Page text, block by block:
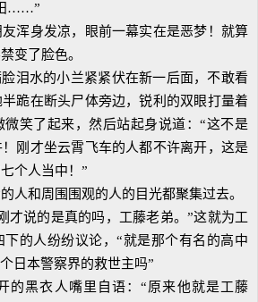
……”
身发凉，眼前一幕实在是恶梦！就算
变了脸色。
水的小兰紧紧伏在新一后面，不敢看
跪在断头尸体旁边，锐利的双眼打量着
微笑了起来，然后站起身说道：“这不是
刚才坐云霄飞车的人都不许离开，这是
个人当中！”
和周围围观的人的目光都聚集过去。
说的是真的吗，工藤老弟。”这就为工
的人纷纷议论，“就是那个有名的高中
日本警察界的救世主吗”
黑衣人嘴里自语：“原来他就是工藤